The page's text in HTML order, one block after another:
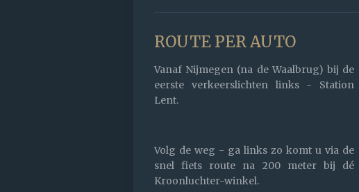
ROUTE PER AUTO
Vanaf Nijmegen (na de Waalbrug) bij de
eerste verkeerslichten links - Station
Lent.
Volg de weg - ga links zo komt u via de
snel fiets route na 200 meter bij dé
Kroonluchter-winkel.